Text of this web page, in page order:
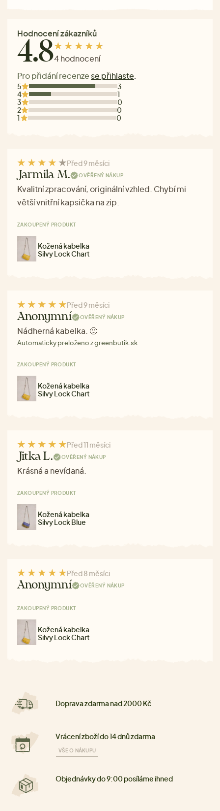
Hodnocení zákazníků
4.84 hodnocení
Pro přidání recenze se přihlaste.
5
3
4
1
3
0
2
0
1
0
Před 9 měsíci
Jarmila M. OVĚŘENÝ NÁKUP
Kvalitní zpracování, originální vzhled. Chybí mi
větší vnitřní kapsička na zip.
ZAKOUPENÝ PRODUKT
Kožená kabelka
Silvy Lock Chart
Před 9 měsíci
Anonymní OVĚŘENÝ NÁKUP
Nádherná kabelka. 🙂
Automaticky preloženo z greenbutik.sk
ZAKOUPENÝ PRODUKT
Kožená kabelka
Silvy Lock Chart
Před 11 měsíci
Jitka L. OVĚŘENÝ NÁKUP
Krásná a nevídaná.
ZAKOUPENÝ PRODUKT
Kožená kabelka
Silvy Lock Blue
Před 8 měsíci
Anonymní OVĚŘENÝ NÁKUP
ZAKOUPENÝ PRODUKT
Kožená kabelka
Silvy Lock Chart
Doprava zdarma nad 2000 Kč
Vrácení zboží do 14 dnů zdarma
VŠE O NÁKUPU
Objednávky do 9:00 posíláme ihned